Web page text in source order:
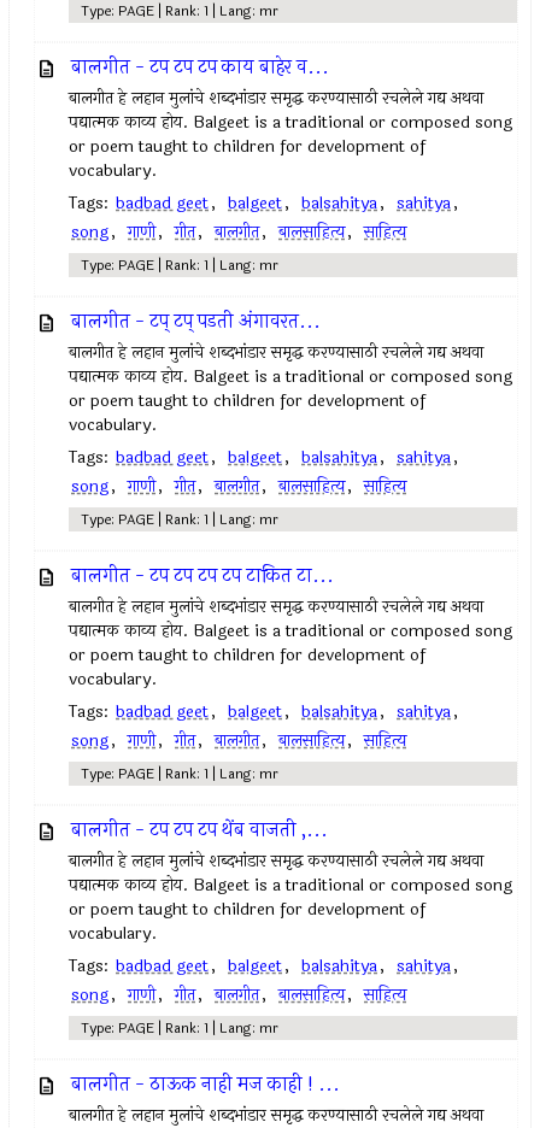
Type: PAGE | Rank: 1 | Lang: mr
बालगीत - टप टप टप काय बाहेर व...
बालगीत हे लहान मुलांचे शब्दभांडार समृद्ध करण्यासाठी रचलेले गद्य अथवा
पद्यात्मक काव्य होय. Balgeet is a traditional or composed song
or poem taught to children for development of
vocabulary.
Tags: badbad geet, balgeet, balsahitya, sahitya,
song, गाणी, गीत, बालगीत, बालसाहित्य, साहित्य
Type: PAGE | Rank: 1 | Lang: mr
बालगीत - टप्‌ टप्‌ पडती अंगावरत...
बालगीत हे लहान मुलांचे शब्दभांडार समृद्ध करण्यासाठी रचलेले गद्य अथवा
पद्यात्मक काव्य होय. Balgeet is a traditional or composed song
or poem taught to children for development of
vocabulary.
Tags: badbad geet, balgeet, balsahitya, sahitya,
song, गाणी, गीत, बालगीत, बालसाहित्य, साहित्य
Type: PAGE | Rank: 1 | Lang: mr
बालगीत - टप टप टप टप टाकित टा...
बालगीत हे लहान मुलांचे शब्दभांडार समृद्ध करण्यासाठी रचलेले गद्य अथवा
पद्यात्मक काव्य होय. Balgeet is a traditional or composed song
or poem taught to children for development of
vocabulary.
Tags: badbad geet, balgeet, balsahitya, sahitya,
song, गाणी, गीत, बालगीत, बालसाहित्य, साहित्य
Type: PAGE | Rank: 1 | Lang: mr
बालगीत - टप टप टप थेंब वाजती ,...
बालगीत हे लहान मुलांचे शब्दभांडार समृद्ध करण्यासाठी रचलेले गद्य अथवा
पद्यात्मक काव्य होय. Balgeet is a traditional or composed song
or poem taught to children for development of
vocabulary.
Tags: badbad geet, balgeet, balsahitya, sahitya,
song, गाणी, गीत, बालगीत, बालसाहित्य, साहित्य
Type: PAGE | Rank: 1 | Lang: mr
बालगीत - ठाऊक नाही मज काही ! ...
बालगीत हे लहान मुलांचे शब्दभांडार समृद्ध करण्यासाठी रचलेले गद्य अथवा